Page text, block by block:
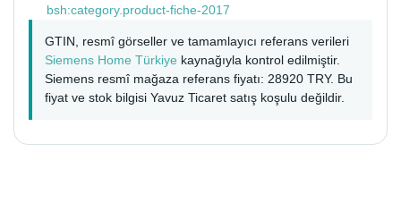
bsh:category.product-fiche-2017
GTIN, resmî görseller ve tamamlayıcı referans verileri
Siemens Home Türkiye kaynağıyla kontrol edilmiştir.
Siemens resmî mağaza referans fiyatı: 28920 TRY. Bu
fiyat ve stok bilgisi Yavuz Ticaret satış koşulu değildir.